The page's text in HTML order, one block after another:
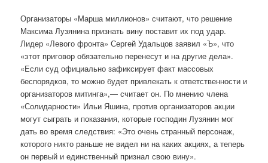
Организаторы «Марша миллионов» считают, что решение
Максима Лузянина признать вину поставит их под удар.
Лидер «Левого фронта» Сергей Удальцов заявил «Ъ», что
«этот приговор обязательно перенесут и на другие дела».
«Если суд официально зафиксирует факт массовых
беспорядков, то можно будет привлекать к ответственности и
организаторов митинга»,— считает он. По мнению члена
«Солидарности» Ильи Яшина, против организаторов акции
могут сыграть и показания, которые господин Лузянин мог
дать во время следствия: «Это очень странный персонаж,
которого никто раньше не видел ни на каких акциях, а теперь
он первый и единственный признал свою вину».